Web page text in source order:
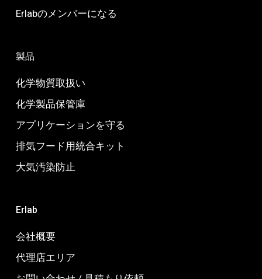
Erlabのメンバーになる
製品
化学物質取扱い
化学製品保管庫
アプリケーションを守る
排気フード用統合キット
大気汚染防止
Erlab
会社概要
代理店エリア